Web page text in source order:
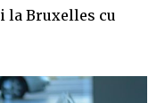
la Bruxelles cu